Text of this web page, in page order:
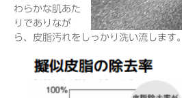
わらかな肌あた
りでありなが
ら、皮脂汚れをしっかり洗い流します。